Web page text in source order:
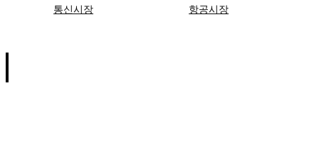
통신시장 항공시장